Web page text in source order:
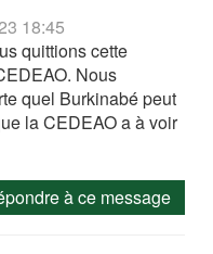
18:45
quittions cette
Nous
quel Burkinabé peut
la CEDEAO a à voir
à ce message